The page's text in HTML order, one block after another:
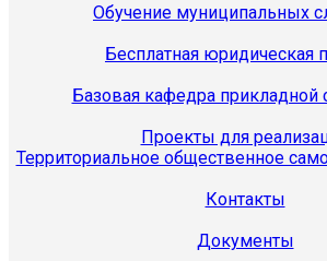
Обучение муниципальных
Бесплатная юридическая
Базовая кафедра прикладной
Проекты для
Территориальное общественное
Контакты
Документы